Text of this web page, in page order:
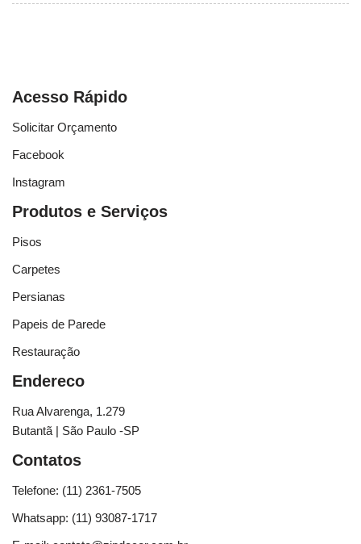
Acesso Rápido
Solicitar Orçamento
Facebook
Instagram
Produtos e Serviços
Pisos
Carpetes
Persianas
Papeis de Parede
Restauração
Endereco
Rua Alvarenga, 1.279
Butantã | São Paulo -SP
Contatos
Telefone: (11) 2361-7505
Whatsapp: (11) 93087-1717